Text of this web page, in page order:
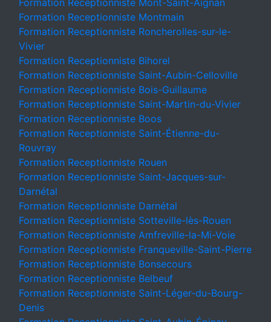
Formation Receptionniste Mont-Saint-Aignan
Formation Receptionniste Montmain
Formation Receptionniste Roncherolles-sur-le-
Vivier
Formation Receptionniste Bihorel
Formation Receptionniste Saint-Aubin-Celloville
Formation Receptionniste Bois-Guillaume
Formation Receptionniste Saint-Martin-du-Vivier
Formation Receptionniste Boos
Formation Receptionniste Saint-Étienne-du-
Rouvray
Formation Receptionniste Rouen
Formation Receptionniste Saint-Jacques-sur-
Darnétal
Formation Receptionniste Darnétal
Formation Receptionniste Sotteville-lès-Rouen
Formation Receptionniste Amfreville-la-Mi-Voie
Formation Receptionniste Franqueville-Saint-Pierre
Formation Receptionniste Bonsecours
Formation Receptionniste Belbeuf
Formation Receptionniste Saint-Léger-du-Bourg-
Denis